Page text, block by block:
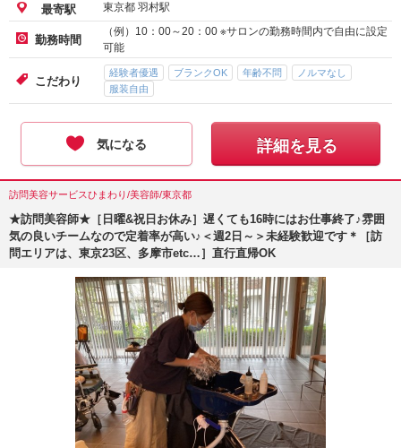
最寄駅 東京都 羽村駅
勤務時間
（例）10：00～20：00 ※サロンの勤務時間内で自由に設定
可能
こだわり
経験者優遇 ブランクOK 年齢不問
ノルマなし
服装自由
気になる 詳細を見る
訪問美容サービスひまわり/美容師/東京都
★訪問美容師★［日曜&祝日お休み］遅くても16時にはお仕事終了♪雰囲
気の良いチームなので定着率が高い♪＜週2日～＞未経験歓迎です＊［訪
問エリアは、東京23区、多摩市etc…］直行直帰OK